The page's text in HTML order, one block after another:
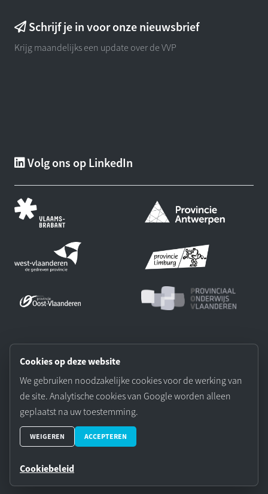
Schrijf je in voor onze nieuwsbrief
Krijg maandelijks een update over de VVP
Volg ons op LinkedIn
© 2026 Vereniging Vlaamse Provincies. Website door Aplicity.
Cookievoorkeuren
Cookies op deze website
We gebruiken noodzakelijke cookies voor de werking van
de site. Analytische cookies van Google worden alleen
geplaatst na uw toestemming.
WEIGEREN ACCEPTEREN
Cookiebeleid